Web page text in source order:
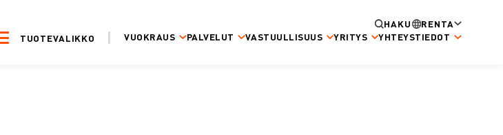
HAKU
RENTA
TUOTEVALIKKO
VUOKRAUS PALVELUT VASTUULLISUUS YRITYS YHTEYSTIEDOT